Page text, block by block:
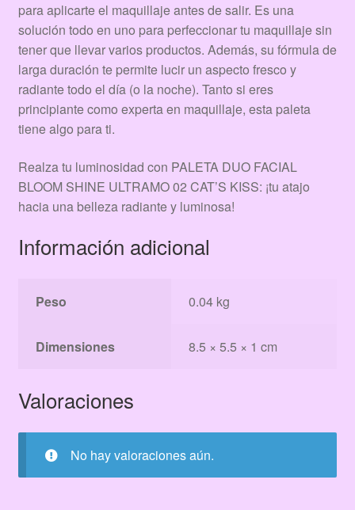
para aplicarte el maquillaje antes de salir. Es una
solución todo en uno para perfeccionar tu maquillaje sin
tener que llevar varios productos. Además, su fórmula de
larga duración te permite lucir un aspecto fresco y
radiante todo el día (o la noche). Tanto si eres
principiante como experta en maquillaje, esta paleta
tiene algo para ti.
Realza tu luminosidad con PALETA DUO FACIAL
BLOOM SHINE ULTRAMO 02 CAT’S KISS: ¡tu atajo
hacia una belleza radiante y luminosa!
Información adicional
Peso 0.04 kg
Dimensiones 8.5 × 5.5 × 1 cm
Valoraciones
No hay valoraciones aún.